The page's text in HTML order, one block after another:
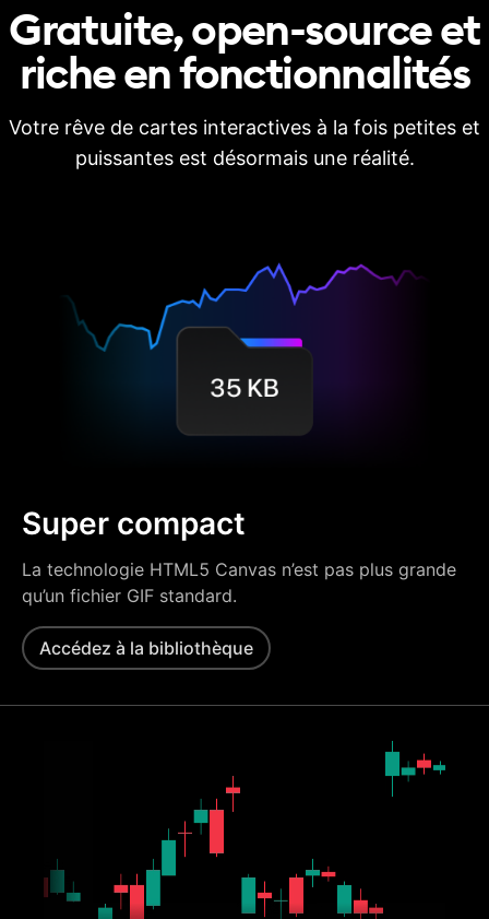
Gratuite, open-source et
riche enfonctionnalités
Votre rêve de cartes interactives à la fois petites et
puissantes est désormais une réalité.
Super compact
La technologie HTML5 Canvas n’est pas plus grande
qu’un fichier GIF standard.
Accédez à la bibliothèque